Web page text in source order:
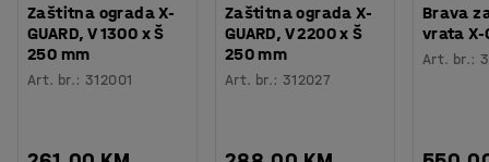
Zaštitna ograda X-
GUARD, V 1300 x Š
250 mm
Art. br.:312001
Zaštitna ograda X-
GUARD, V 2200 x Š
250 mm
Art. br.: 312027
Brava
vrata X-
Art. br.: